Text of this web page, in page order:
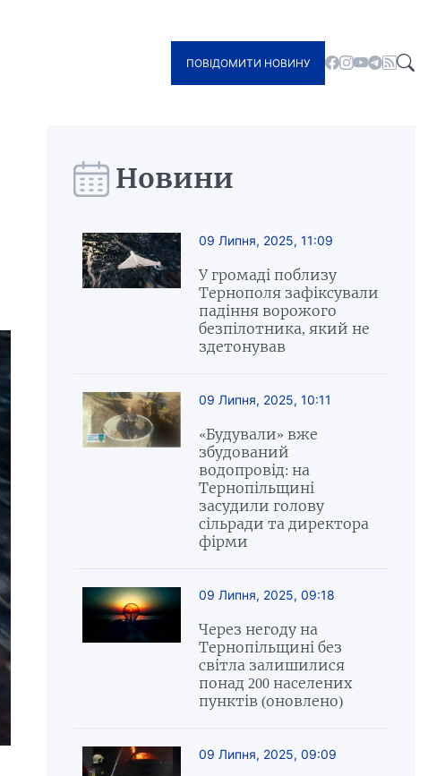
ПОВІДОМИТИ НОВИНУ
Новини
09 Липня, 2025, 11:09
У громаді поблизу
Тернополя зафіксували
падіння ворожого
безпілотника, який не
здетонував
09 Липня, 2025, 10:11
«Будували» вже
збудований
водопровід: на
Тернопільщині
засудили голову
сільради та директора
фірми
09 Липня, 2025, 09:18
Через негоду на
Тернопільщині без
світла залишилися
понад 200 населених
пунктів (оновлено)
09 Липня, 2025, 09:09